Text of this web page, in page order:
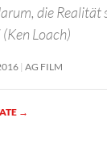
die Realität
(Ken Loach)
AG FILM
→